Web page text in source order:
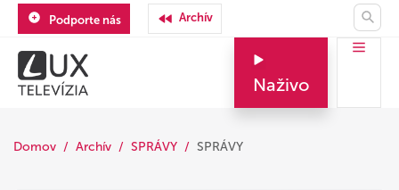
Podporte nás Archív
Naživo
Domov Archív SPRÁVY SPRÁVY